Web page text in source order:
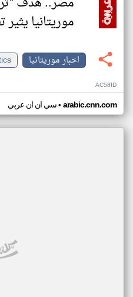
موريتانيا يثير
اخبار موريتانيا
AC58ID
سي ان ان عربي• arabic.cnn.com